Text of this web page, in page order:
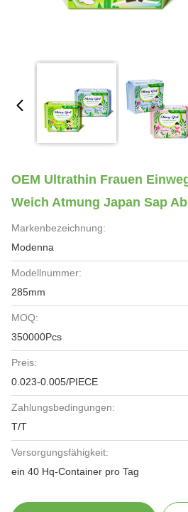
OEM Ultrathin Frauen
Weich Atmung Japan Sap
Markenbezeichnung:
Modenna
Modellnummer:
285mm
MOQ:
350000Pcs
Preis:
0.023-0.005/PIECE
Zahlungsbedingungen:
T/T
Versorgungsfähigkeit:
ein 40 Hq-Container pro Tag